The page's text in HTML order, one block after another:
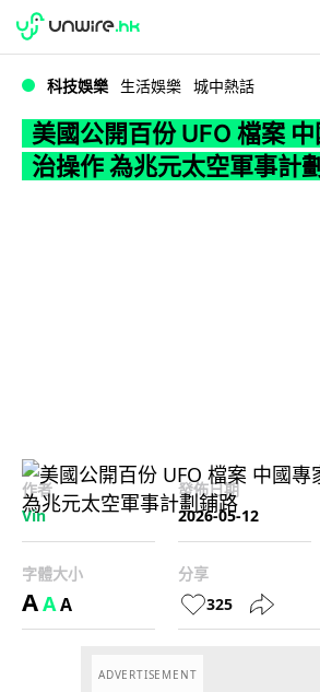
WWDC 2026
科技娛樂 生活娛樂 城中熱話
美國公開百份 UFO 檔案
治操作 為兆元太空軍事計
作者
Vin
發佈日期
2026-05-12
字體大小
AAA
分享
325
ADVERTISEMENT